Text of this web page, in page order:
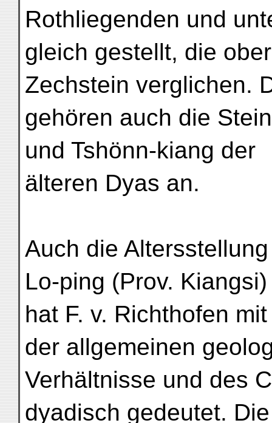
Rothliegenden und
gleich gestellt, die
Zechstein verglichen.
gehören auch die
und Tshönn-kiang der
älteren Dyas an.
Auch die
Lo-ping (Prov. Kiangsi)
hat F. v. Richthofen
der allgemeinen
Verhältnisse und des
dyadisch gedeutet.